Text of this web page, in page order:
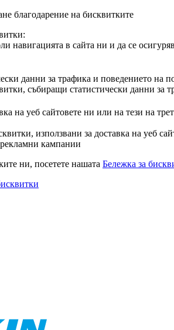
благодарение на бисквитките
навигацията в сайта ни и да се
данни за трафика и поведението на
събиращи статистически данни за
на уеб сайтовете ни или на тези на
използвани за доставка на уеб
кампании
ни, посетете нашата Бележка за